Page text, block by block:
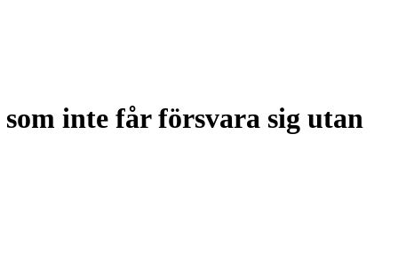
inte får försvara sig utan